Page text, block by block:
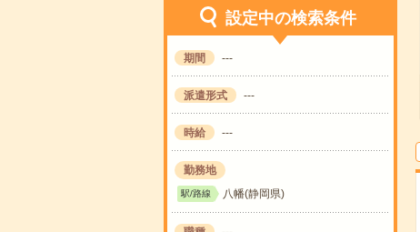
設定中の検索条件
期間 ---
派遣形式 ---
時給 ---
勤務地
駅/路線 八幡(静岡県)